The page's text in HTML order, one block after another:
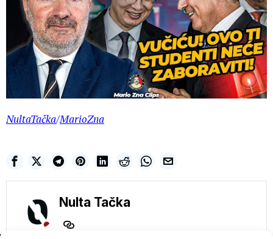
NultaTačka/MarioZna
Nulta Tačka